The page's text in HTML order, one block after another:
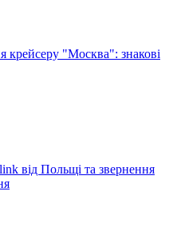
крейсеру "Москва": знакові
від Польщі та звернення